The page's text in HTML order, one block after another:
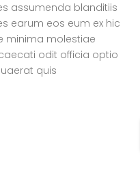
assumenda blanditiis
earum eos eum ex hic
minima molestiae
odit officia optio
quis